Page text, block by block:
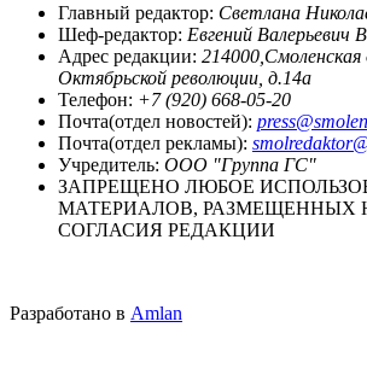
Главный редактор: Светлана
Шеф-редактор: Евгений Валерьевич
Адрес редакции: 214000,Смоленская
Октябрьской революции, д.14а
Телефон: +7 (920) 668-05-20
Почта(отдел новостей):
Почта(отдел рекламы):
Учредитель: ООО "Группа ГС"
ЗАПРЕЩЕНО ЛЮБОЕ
МАТЕРИАЛОВ, РАЗМЕЩЕННЫХ
СОГЛАСИЯ РЕДАКЦИИ
Разработано в Amlan